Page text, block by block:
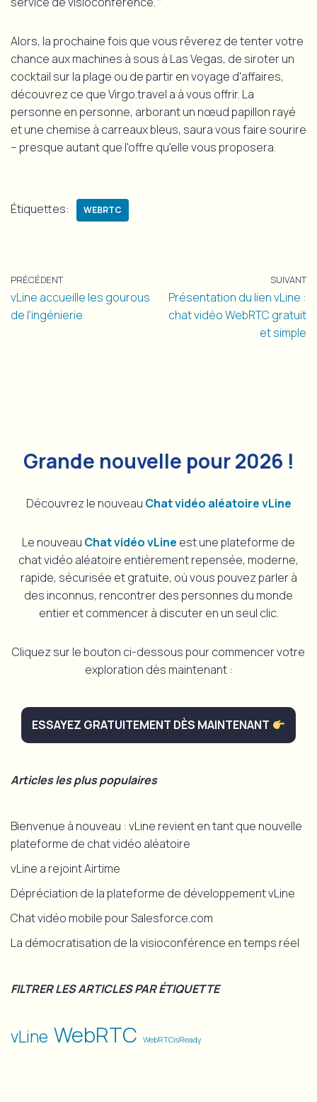
Alors, la prochaine fois que vous rêverez de tenter votre
chance aux machines à sous à Las Vegas, de siroter un
cocktail sur la plage ou de partir en voyage d'affaires,
découvrez ce que Virgo.travel a à vous offrir. La
personne en personne, arborant un nœud papillon rayé
et une chemise à carreaux bleus, saura vous faire sourire
– presque autant que l'offre qu'elle vous proposera.
Étiquettes: WEBRTC
PRÉCÉDENT
vLine accueille les gourous
de l'ingénierie
SUIVANT
Présentation du lien vLine :
chat vidéo WebRTC gratuit
et simple
Grande nouvelle pour 2026 !
Découvrez le nouveau Chat vidéo aléatoire vLine
Le nouveau Chat vidéo vLine est une plateforme de
chat vidéo aléatoire entièrement repensée, moderne,
rapide, sécurisée et gratuite, où vous pouvez parler à
des inconnus, rencontrer des personnes du monde
entier et commencer à discuter en un seul clic.
Cliquez sur le bouton ci-dessous pour commencer votre
exploration dès maintenant :
ESSAYEZ GRATUITEMENT DÈS MAINTENANT
Articles les plus populaires
Bienvenue à nouveau : vLine revient en tant que nouvelle
plateforme de chat vidéo aléatoire
vLine a rejoint Airtime
Dépréciation de la plateforme de développement vLine
Chat vidéo mobile pour Salesforce.com
La démocratisation de la visioconférence en temps réel
FILTRER LES ARTICLES PAR ÉTIQUETTE
vLine WebRTC WebRTCisReady